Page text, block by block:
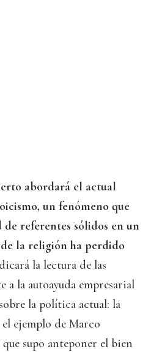
abordará el actual
un fenómeno que
referentes sólidos en un
la religión ha perdido
la lectura de las
la autoayuda empresarial
la política actual: la
ejemplo de Marco
supo anteponer el bien